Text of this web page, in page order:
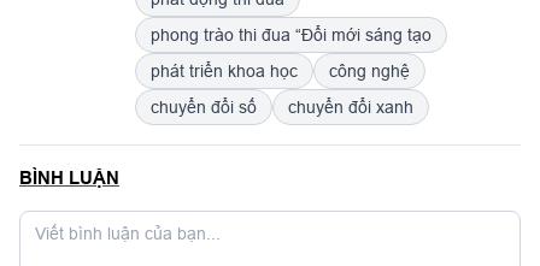
phong trào thi đua “Đổi mới sáng tạo
phát triển khoa học
công nghệ
chuyển đổi số
chuyển đổi xanh
BÌNH LUẬN